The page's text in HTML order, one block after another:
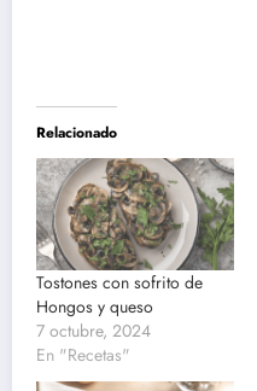
Relacionado
Tostones con sofrito de
Hongos y queso
7 octubre, 2024
En "Recetas"